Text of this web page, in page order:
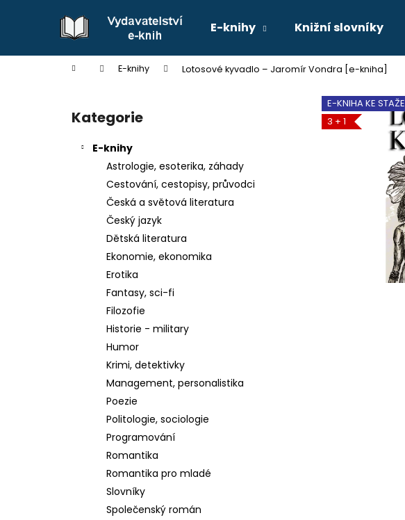
E-knihy Knižní slovníky
Domů E-knihy Lotosové kyvadlo – Jaromír Vondra [e-kniha]
Přeskočit
kategorie
Kategorie
E-knihy
Astrologie, esoterika, záhady
Cestování, cestopisy, průvodci
Česká a světová literatura
Český jazyk
Dětská literatura
Ekonomie, ekonomika
Erotika
Fantasy, sci-fi
Filozofie
Historie - military
Humor
Krimi, detektivky
Management, personalistika
Poezie
Politologie, sociologie
Programování
Romantika
Romantika pro mladé
Slovníky
Společenský román
E-KNIHA KE
3 + 1
í
Zpět
do
Zpět
do
Co